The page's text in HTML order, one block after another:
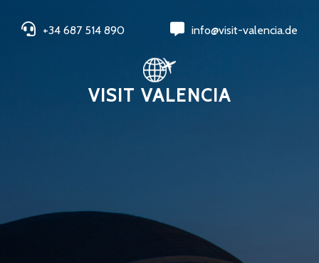
+34 687 514 890 info@visit-valencia.de
VISIT VALENCIA